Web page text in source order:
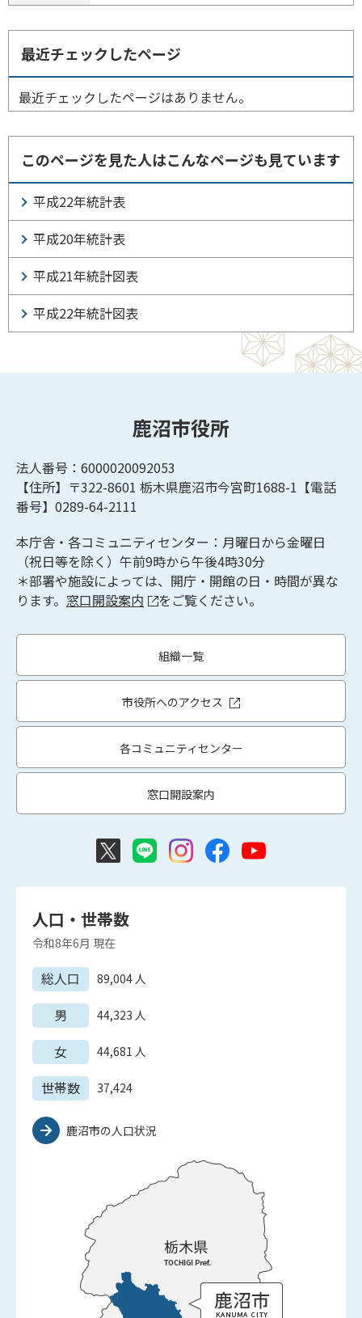
最近チェックしたページ
最近チェックしたページはありません。
このページを見た人はこんなページも見ています
平成22年統計表
平成20年統計表
平成21年統計図表
平成22年統計図表
鹿沼市役所
法人番号：6000020092053
【住所】〒322-8601 栃木県鹿沼市今宮町1688-1【電話
番号】0289-64-2111
本庁舎・各コミュニティセンター：月曜日から金曜日
（祝日等を除く）午前9時から午後4時30分
＊部署や施設によっては、開庁・開館の日・時間が異な
ります。 窓口開設案内 をご覧ください。
組織一覧
市役所へのアクセス
各コミュニティセンター
窓口開設案内
人口・世帯数
令和8年6月 現在
総人口 89,004人
男 44,323 人
女 44,681 人
世帯数 37,424
鹿沼市の人口状況